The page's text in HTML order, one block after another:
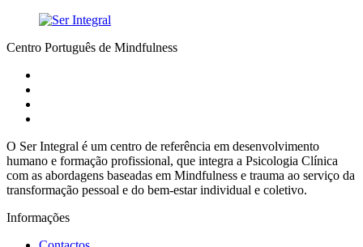
Centro Português de Mindfulness
O Ser Integral é um centro de referência em desenvolvimento
humano e formação profissional, que integra a Psicologia Clínica
com as abordagens baseadas em Mindfulness e trauma ao serviço da
transformação pessoal e do bem-estar individual e coletivo.
Informações